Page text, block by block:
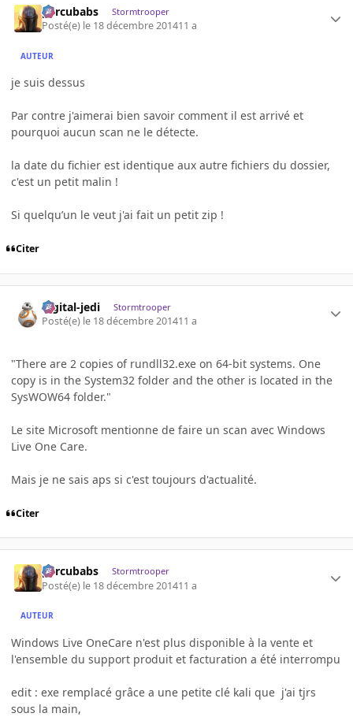
percubabs Stormtrooper
Posté(e) le 18 décembre 201411 a
AUTEUR
je suis dessus
Par contre j'aimerai bien savoir comment il est arrivé et
pourquoi aucun scan ne le détecte.
la date du fichier est identique aux autre fichiers du dossier,
c'est un petit malin !
Si quelqu’un le veut j'ai fait un petit zip !
Citer
digital-jedi Stormtrooper
Posté(e) le 18 décembre 201411 a
"There are 2 copies of rundll32.exe on 64-bit systems. One
copy is in the System32 folder and the other is located in the
SysWOW64 folder."
Le site Microsoft mentionne de faire un scan avec Windows
Live One Care.
Mais je ne sais aps si c'est toujours d'actualité.
Citer
percubabs Stormtrooper
Posté(e) le 18 décembre 201411 a
AUTEUR
Windows Live OneCare n'est plus disponible à la vente et
l'ensemble du support produit et facturation a été interrompu
edit : exe remplacé grâce a une petite clé kali que j'ai tjrs
sous la main,